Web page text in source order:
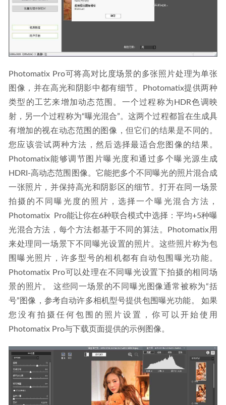
Photomatix Pro可将高对比度场景的多张照片处理为单张
图像，并在高光和阴影中都有细节。Photomatix提供两种
类型的工艺来增加动态范围。一个过程称为HDR色调映
射，另一个过程称为“曝光混合”。这两个过程都旨在生成具
有增加的视在动态范围的图像，但它们的结果是不同的。
您应该尝试两种方法，然后选择最适合您图像的结果。
Photomatix能够调节图片曝光度和通过多个曝光源生成
HDRI-高动态范围图像。它能把多个不同曝光的照片混合成
一张照片，并保持高光和阴影区的细节。打开在同一场景
拍摄的不同曝光度的照片，选择一个曝光混合方法，
Photomatix  Pro能让你在6种联合模式中选择：平均+5种曝
光混合方法，每个方法都基于不同的算法。Photomatix用
来处理同一场景下不同曝光设置的照片。这些照片称为包
围曝光照片，许多型号的相机都有自动包围曝光功能。
Photomatix Pro可以处理在不同曝光设置下拍摄的相同场
景的照片。 这些同一场景的不同曝光图像通常被称为“括
号”图像，参考自动许多相机型号提供包围曝光功能。 如果
您没有拍摄任何包围的照片设置，你可以开始使用
Photomatix Pro与下载页面提供的示例图像。